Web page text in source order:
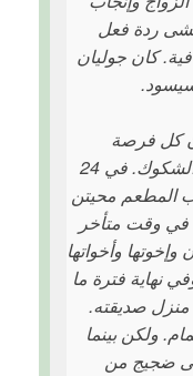
ردة فعل
كان جوليان
كل فرصة
لقضاء الوقت معًا دون إثارة الشكوك. في 24
صاحب المطعم محيتن
في وقت متأخر
وأخواتها
نهاية فترة ما
منزل صديقته.
ولكن بينما
ضجيج من